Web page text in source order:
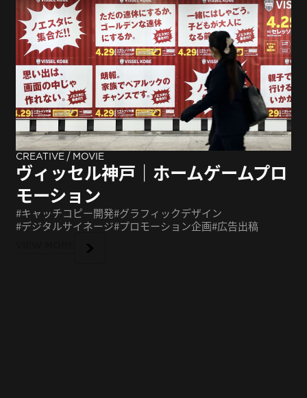
CREATIVE/MOVIE
ヴィッセル神戸｜ホームゲームプロ
モーション
キャッチコピー開発 グラフィックデザイン
デジタルサイネージ プロモーション企画 広告出稿